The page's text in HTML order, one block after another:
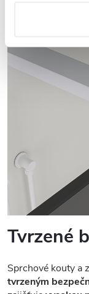
Tvrzené
Sprchové kouty a
tvrzeným